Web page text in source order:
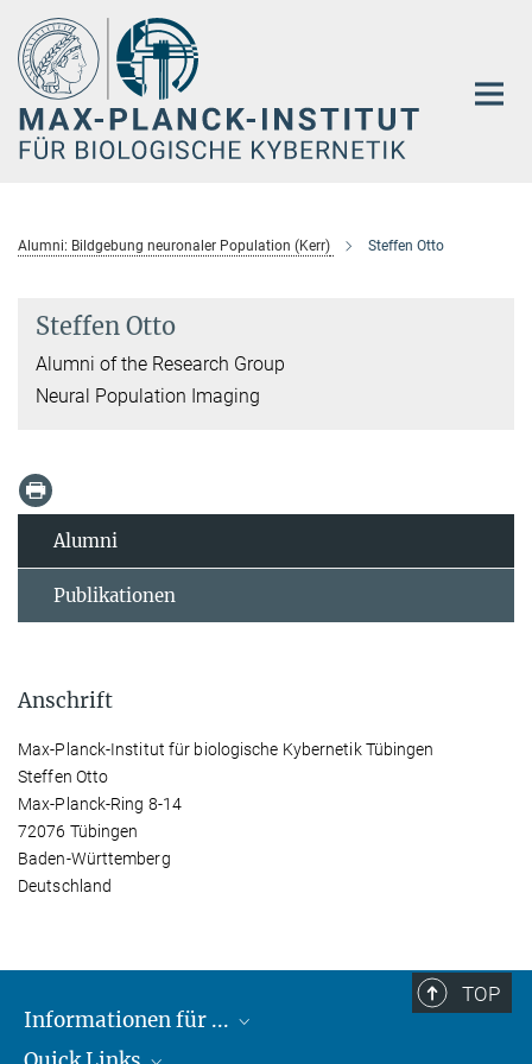
Hauptinhalt
Alumni: Bildgebung neuronaler Population (Kerr) Steffen Otto
Steffen Otto
Alumni of the Research Group
Neural Population Imaging
Alumni
Publikationen
Anschrift
Max-Planck-Institut für biologische Kybernetik Tübingen
Steffen Otto
Max-Planck-Ring 8-14
72076 Tübingen
Baden-Württemberg
Deutschland
TOP
Informationen für ...